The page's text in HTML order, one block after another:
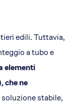
edili. Tuttavia,
a tubo e
elementi
che ne
stabile,